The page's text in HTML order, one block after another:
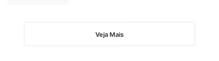
Veja Mais